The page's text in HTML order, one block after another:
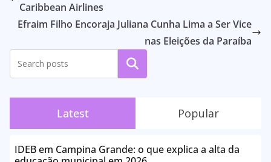
Caribbean Airlines
Efraim Filho Encoraja Juliana Cunha Lima a Ser Vice
nas Eleições da Paraíba
Pesquisar
Latest Popular
IDEB em Campina Grande: o que explica a alta da